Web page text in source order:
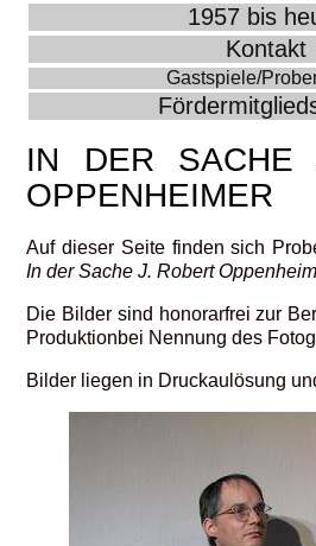
1957 bis
Kontakt
Gastspiele/
IN DER SACHE
OPPENHEIMER
Auf dieser Seite finden sich
In der Sache J. Robert
Die Bilder sind honorarfrei zur
Produktionbei Nennung des
Bilder liegen in Druckaulösung